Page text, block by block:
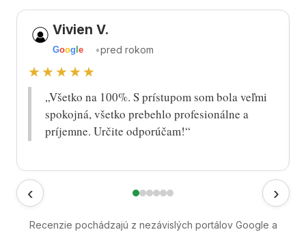
‹
Vivien V.
Goog le •pred rokom
★★★★★
„Všetko na 100%. S prístupom som bola veľmi
spokojná, všetko prebehlo profesionálne a
príjemne. Určite odporúčam!“
›
Recenzie pochádzajú z nezávislých portálov Google a